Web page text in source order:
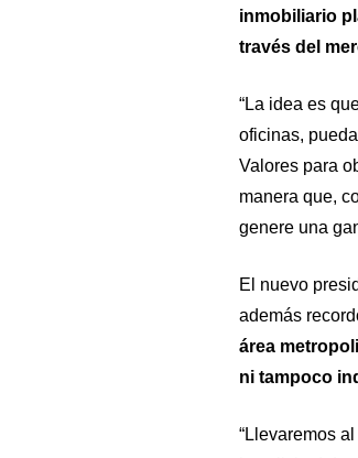
inmobiliario
través del
“La idea es
oficinas,
Valores para
manera que,
genere una
El nuevo
además
área
ni tampoco
“Llevaremos